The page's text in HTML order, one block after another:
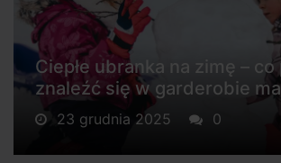
Ciepłe ubranka na zimę –
znaleźć się w garderobie
23 grudnia 2025 0